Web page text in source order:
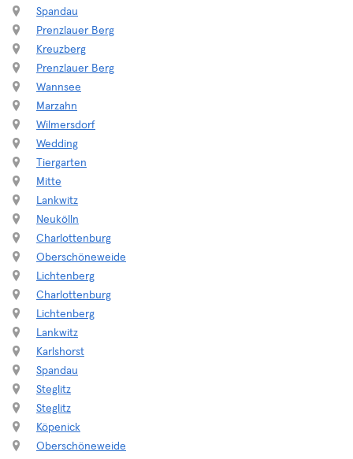
Spandau
Prenzlauer Berg
Kreuzberg
Prenzlauer Berg
Wannsee
Marzahn
Wilmersdorf
Wedding
Tiergarten
Mitte
Lankwitz
Neukölln
Charlottenburg
Oberschöneweide
Lichtenberg
Charlottenburg
Lichtenberg
Lankwitz
Karlshorst
Spandau
Steglitz
Steglitz
Köpenick
Oberschöneweide